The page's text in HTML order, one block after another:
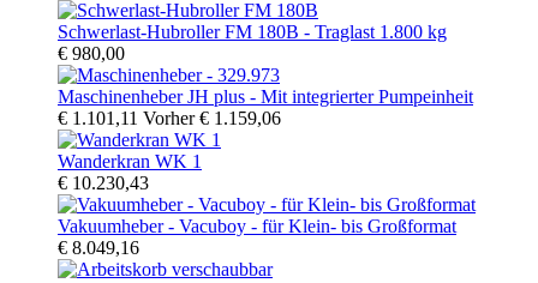
Schwerlast-Hubroller FM 180B - Traglast 1.800 kg
€ 980,00
Maschinenheber JH plus - Mit integrierter Pumpeinheit
€ 1.101,11 Vorher€ 1.159,06
Wanderkran WK 1
€ 10.230,43
Vakuumheber - Vacuboy - für Klein- bis Großformat
€ 8.049,16